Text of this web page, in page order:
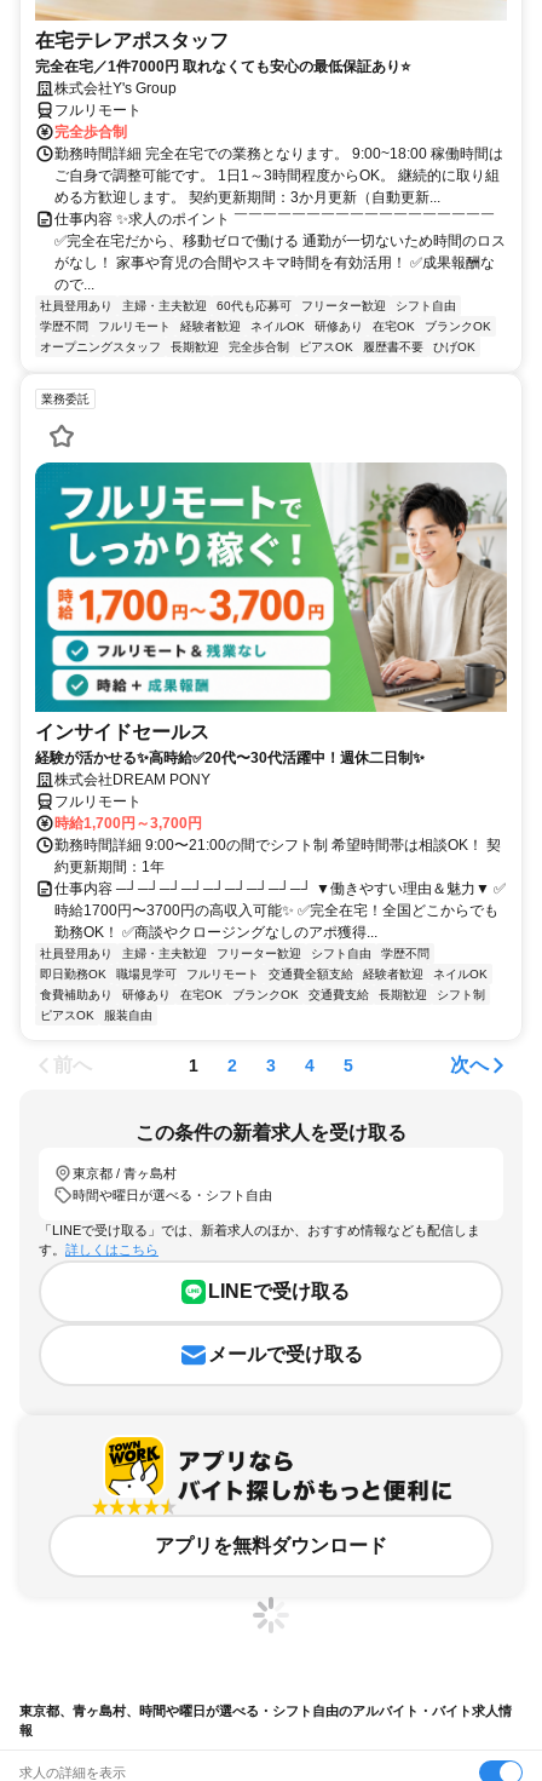
在宅テレアポスタッフ
完全在宅／1件7000円 取れなくても安心の最低保証あり⭐
株式会社Y's Group
フルリモート
完全歩合制
勤務時間詳細 完全在宅での業務となります。 9:00~18:00 稼働時間は
ご自身で調整可能です。 1日1～3時間程度からOK。 継続的に取り組
める方歓迎します。 契約更新期間：3か月更新（自動更新...
仕事内容 ✨求人のポイント ￣￣￣￣￣￣￣￣￣￣￣￣￣￣￣￣￣￣
✅完全在宅だから、移動ゼロで働ける 通勤が一切ないため時間のロス
がなし！ 家事や育児の合間やスキマ時間を有効活用！ ✅成果報酬な
ので...
社員登用あり 主婦・主夫歓迎 60代も応募可 フリーター歓迎
シフト自由
学歴不問
フルリモート 経験者歓迎 ネイルOK 研修あり 在宅OK
ブランクOK
オープニングスタッフ
長期歓迎 完全歩合制 ピアスOK 履歴書不要 ひげOK
業務委託
インサイドセールス
経験が活かせる✨高時給✅20代〜30代活躍中！週休二日制✨
株式会社DREAM PONY
フルリモート
時給1,700円～3,700円
勤務時間詳細 9:00〜21:00の間でシフト制 希望時間帯は相談OK！ 契
約更新期間：1年
仕事内容 ─┘─┘─┘─┘─┘─┘─┘─┘─┘ ▼働きやすい理由＆魅力▼ ✅
時給1700円〜3700円の高収入可能✨ ✅完全在宅！全国どこからでも
勤務OK！ ✅商談やクロージングなしのアポ獲得...
社員登用あり 主婦・主夫歓迎 フリーター歓迎 シフト自由
学歴不問
即日勤務OK
職場見学可 フルリモート 交通費全額支給 経験者歓迎
ネイルOK
食費補助あり
研修あり 在宅OK ブランクOK 交通費支給 長期歓迎
シフト制
ピアスOK
服装自由
前へ 1 2 3 4 5 次へ
この条件の新着求人を受け取る
東京都 / 青ヶ島村
時間や曜日が選べる・シフト自由
「LINEで受け取る」では、新着求人のほか、おすすめ情報なども配信しま
す。 詳しくはこちら
LINEで受け取る
メールで受け取る
アプリを無料ダウンロード
東京都、青ヶ島村、時間や曜日が選べる・シフト自由のアルバイト・バイト求人情
報
求人の詳細を表示